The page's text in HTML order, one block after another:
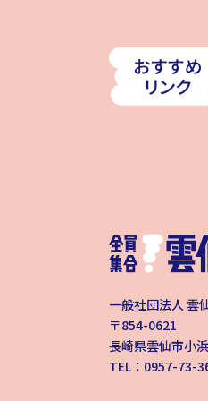
一般社団法人 雲
〒854-0621
長崎県雲仙市小
TEL：0957-73-